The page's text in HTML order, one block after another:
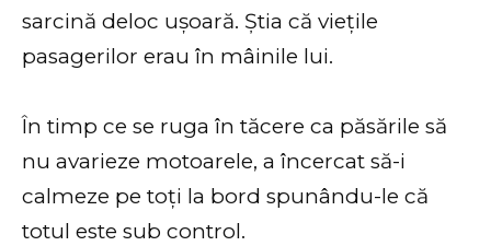
sarcină deloc ușoară. Știa că viețile
pasagerilor erau în mâinile lui.
În timp ce se ruga în tăcere ca păsările să
nu avarieze motoarele, a încercat să-i
calmeze pe toți la bord spunându-le că
totul este sub control.